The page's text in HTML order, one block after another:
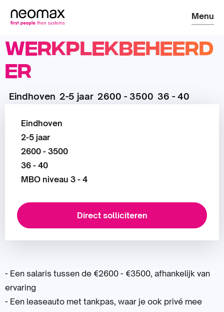
Menu
Werkplekbeheerd
er
Eindhoven 2-5 jaar 2600 - 3500 36 - 40
Eindhoven
2-5 jaar
2600 - 3500
36 - 40
MBO niveau 3 - 4
Direct solliciteren
- Een salaris tussen de €2600 - €3500, afhankelijk van
ervaring
- Een leaseauto met tankpas, waar je ook privé mee